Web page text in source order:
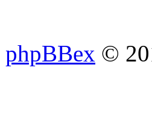
phpBBex ©